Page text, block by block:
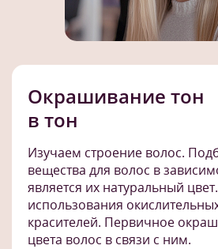
Окрашивание тон
в тон
Изучаем строение волос.
вещества для волос в
является их натуральный
использования
красителей. Первичное
цвета волос в связи с ним.